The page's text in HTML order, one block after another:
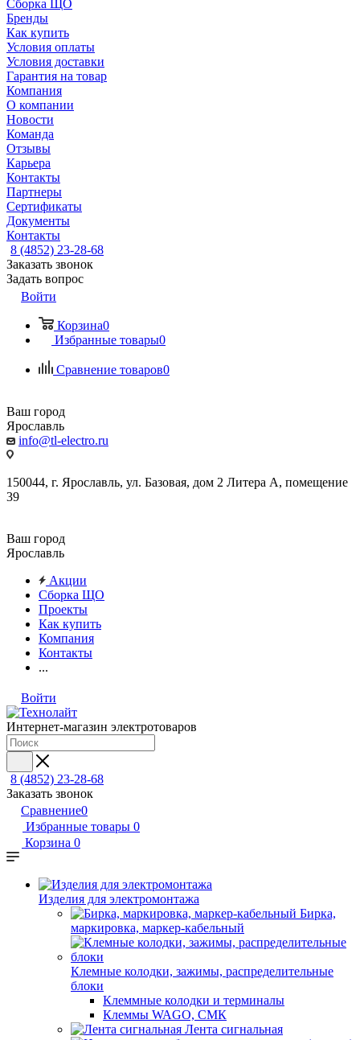
Сборка ЩО
Бренды
Как купить
Условия оплаты
Условия доставки
Гарантия на товар
Компания
О компании
Новости
Команда
Отзывы
Карьера
Контакты
Партнеры
Сертификаты
Документы
Контакты
8 (4852) 23-28-68
Заказать звонок
Задать вопрос
Войти
Корзина0
Избранные товары0
Сравнение товаров0
Ваш город
Ярославль
info@tl-electro.ru
150044, г. Ярославль, ул. Базовая, дом 2 Литера А, помещение
39
Ваш город
Ярославль
Акции
Сборка ЩО
Проекты
Как купить
Компания
Контакты
...
Войти
Интернет-магазин электротоваров
8 (4852) 23-28-68
Заказать звонок
Сравнение0
Избранные товары 0
Корзина 0
Изделия для электромонтажа
Бирка,
маркировка, маркер-кабельный
Клемные колодки, зажимы, распределительные
блоки
Клеммные колодки и терминалы
Клеммы WAGO, СМК
Лента сигнальная